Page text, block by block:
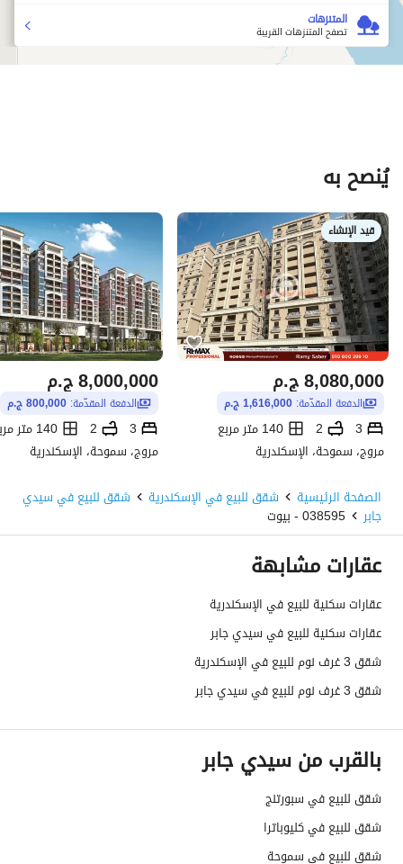
المتنزهات
تصفح المتنزهات القريبة
يُنصح به
قيد الإنشاء
ج.م8,080,000
الدفعة المقدّمة: 1,616,000 ج.م
3
2
140 متر مربع
مروج، سموحة، الإسكندرية
ج.م8,000,000
الدفعة المقدّمة: 800,000 ج.م
3
2
140 متر مربع
مروج، سموحة، الإسكندرية
الصفحة الرئيسية
شقق للبيع في الإسكندرية شقق للبيع في سيدي
جابر 038595 - بيوت
عقارات مشابهة
عقارات سكنية للبيع في الإسكندرية
عقارات سكنية للبيع في سيدي جابر
شقق 3 غرف نوم للبيع في الإسكندرية
شقق 3 غرف نوم للبيع في سيدي جابر
بالقرب من سيدي جابر
شقق للبيع في سبورتنج
شقق للبيع في كليوباترا
شقق للبيع في سموحة